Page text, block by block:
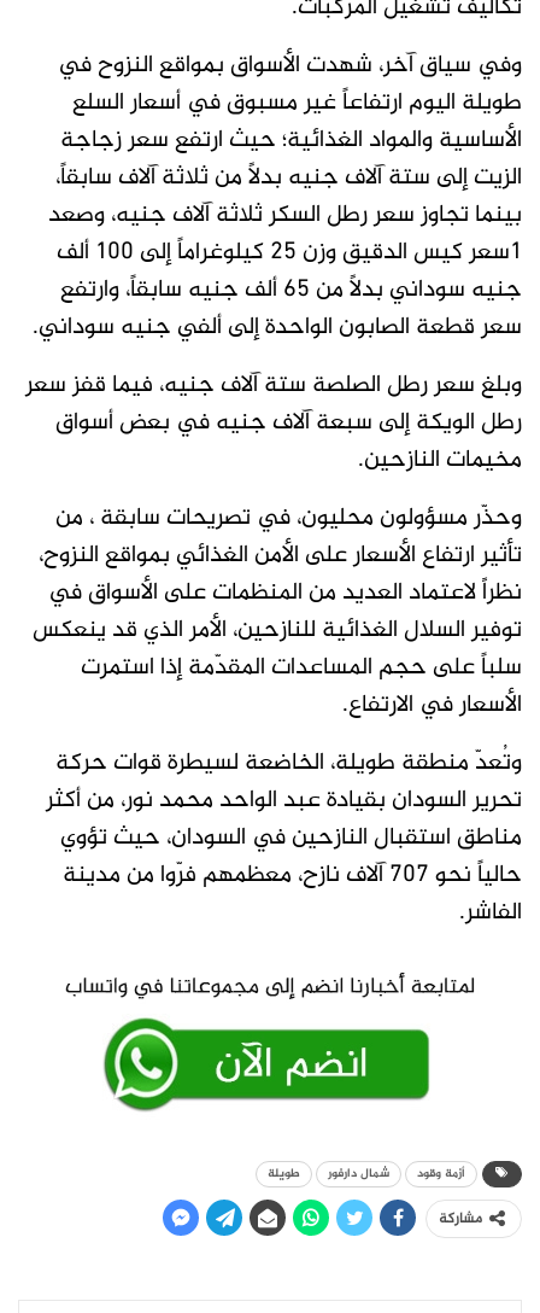
وفي سياق آخر، شهدت الأسواق بمواقع النزوح في
طويلة اليوم ارتفاعاً غير مسبوق في أسعار السلع
الأساسية والمواد الغذائية؛ حيث ارتفع سعر زجاجة
الزيت إلى ستة آلاف جنيه بدلاً من ثلاثة آلاف سابقاً،
بينما تجاوز سعر رطل السكر ثلاثة آلاف جنيه، وصعد
١سعر كيس الدقيق وزن 25 كيلوغراماً إلى 100 ألف
جنيه سوداني بدلاً من 65 ألف جنيه سابقاً، وارتفع
سعر قطعة الصابون الواحدة إلى ألفي جنيه سوداني.
وبلغ سعر رطل الصلصة ستة آلاف جنيه، فيما قفز سعر
رطل الويكة إلى سبعة آلاف جنيه في بعض أسواق
مخيمات النازحين.
وحذّر مسؤولون محليون، في تصريحات سابقة ، من
تأثير ارتفاع الأسعار على الأمن الغذائي بمواقع النزوح،
نظراً لاعتماد العديد من المنظمات على الأسواق في
توفير السلال الغذائية للنازحين، الأمر الذي قد ينعكس
سلباً على حجم المساعدات المقدّمة إذا استمرت
الأسعار في الارتفاع.
وتُعدّ منطقة طويلة، الخاضعة لسيطرة قوات حركة
تحرير السودان بقيادة عبد الواحد محمد نور، من أكثر
مناطق استقبال النازحين في السودان، حيث تؤوي
حالياً نحو 707 آلاف نازح، معظمهم فرّوا من مدينة
الفاشر.
أزمة وقود شمال دارفور طويلة
مشاركة